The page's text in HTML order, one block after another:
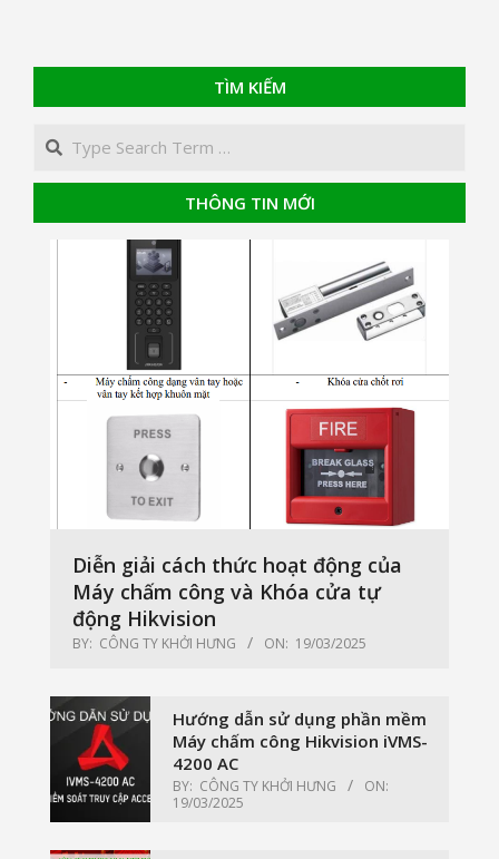
TÌM KIẾM
Search
THÔNG TIN MỚI
Diễn giải cách thức hoạt động của
Máy chấm công và Khóa cửa tự
động Hikvision
BY: CÔNG TY KHỞI HƯNG ON: 19/03/2025
Hướng dẫn sử dụng phần mềm
Máy chấm công Hikvision iVMS-
4200 AC
BY: CÔNG TY KHỞI HƯNG
ON:
19/03/2025